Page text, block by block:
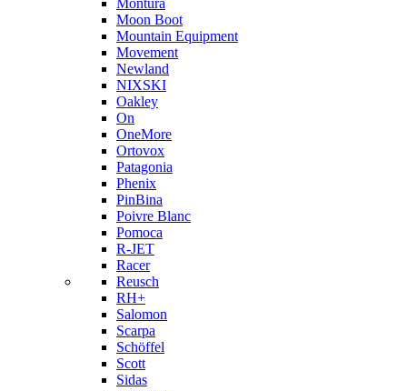
Montura
Moon Boot
Mountain Equipment
Movement
Newland
NIXSKI
Oakley
On
OneMore
Ortovox
Patagonia
Phenix
PinBina
Poivre Blanc
Pomoca
R-JET
Racer
Reusch
RH+
Salomon
Scarpa
Schöffel
Scott
Sidas